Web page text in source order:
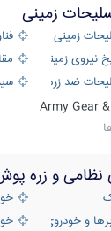
زمینی
زمینی
زمینی
ضد زره
Army Gear
و زره پوش
و خودروی های رزمی